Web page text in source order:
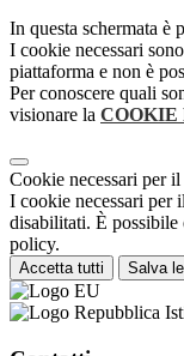
In questa schermata è
I cookie necessari
piattaforma e non è
Per conoscere quali
visionare la COOKIE
Cookie necessari per
I cookie necessari per
disabilitati. È possibile
policy.
Accetta tutti Salva